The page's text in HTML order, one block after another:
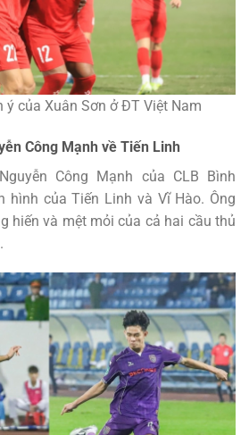
của Xuân Sơn ở ĐT Việt Nam
Công Mạnh về Tiến Linh
Công Mạnh của CLB Bình
hình của Tiến Linh và Vĩ Hào. Ông
hiến và mệt mỏi của cả hai cầu thủ